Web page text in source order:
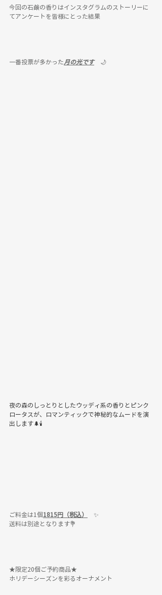
今回の石鹸の香りはインスタグラムのストーリーに
てアンケートを皆様にとった結果
一番投票が多かった 月の光です 🌙
夜の森のしっとりとしたウッディ系の香りとピンク
ロータスが、ロマンティックで神秘的なムードを演
出します🌲🕯
ご料金は1個 1815円（税込）
✨
送料は別途となります💐
★限定20個ご予約商品★
ホリデーシーズンを彩るオーナメント